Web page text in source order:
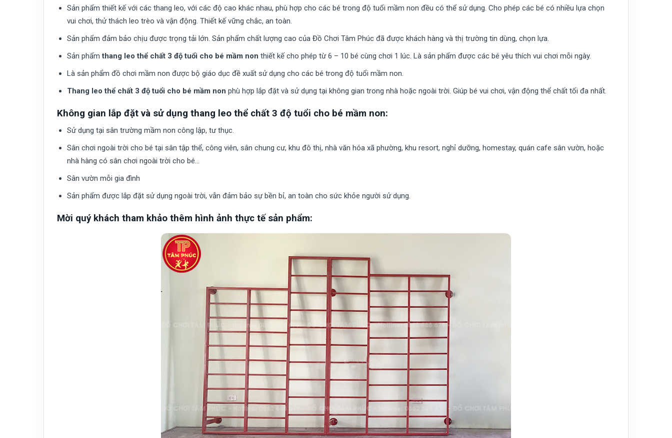
Sản phẩm thiết kế với các thang leo, với các độ cao khác nhau, phù hợp cho các bé trong độ tuổi mầm non đều có thể sử dụng. Cho phép các bé có nhiều lựa chọn
vui chơi, thử thách leo trèo và vận động. Thiết kế vững chắc, an toàn.
Sản phẩm đảm bảo chịu được trọng tải lớn. Sản phẩm chất lượng cao của Đồ Chơi Tâm Phúc đã được khách hàng và thị trường tin dùng, chọn lựa.
Sản phẩmthang leo thể chất 3 độ tuổi cho bé mầm non thiết kế cho phép từ 6 – 10 bé cùng chơi 1 lúc. Là sản phẩm được các bé yêu thích vui chơi mỗi ngày.
Là sản phẩm đồ chơi mầm non được bộ giáo dục đề xuất sử dụng cho các bé trong độ tuổi mầm non.
Thang leo thể chất 3 độ tuổi cho bé mầm non phù hợp lắp đặt và sử dụng tại không gian trong nhà hoặc ngoài trời. Giúp bé vui chơi, vận động thể chất tối đa nhất.
Không gian lắp đặt và sử dụng thang leo thể chất 3 độ tuổi cho bé mầm non:
Sử dụng tại sân trường mầm non công lập, tư thục.
Sân chơi ngoài trời cho bé tại sân tập thể, công viên, sân chung cư, khu đô thị, nhà văn hóa xã phường, khu resort, nghỉ dưỡng, homestay, quán cafe sân vườn, hoặc
nhà hàng có sân chơi ngoài trời cho bé…
Sân vườn mỗi gia đình
Sản phẩm được lắp đặt sử dụng ngoài trời, vẫn đảm bảo sự bền bỉ, an toàn cho sức khỏe người sử dụng.
Mời quý khách tham khảo thêm hình ảnh thực tế sản phẩm: